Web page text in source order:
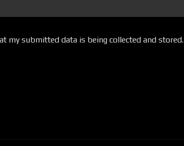
my submitted data is being collected and stored.